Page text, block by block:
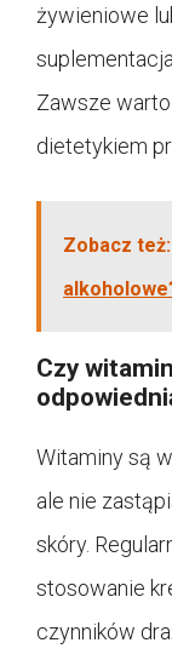
żywieniowe
Zawsze
dietetykiem
Zobacz też:
Czy
Witaminy są
ale nie
skóry.
stosowanie
czynników